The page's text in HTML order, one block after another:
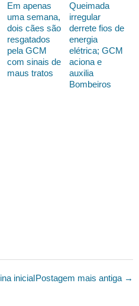
Em apenas
uma semana,
dois cães são
resgatados
pela GCM
com sinais de
maus tratos
Queimada
irregular
derrete fios de
energia
elétrica; GCM
aciona e
auxilia
Bombeiros
Postagem mais antiga →
inicial